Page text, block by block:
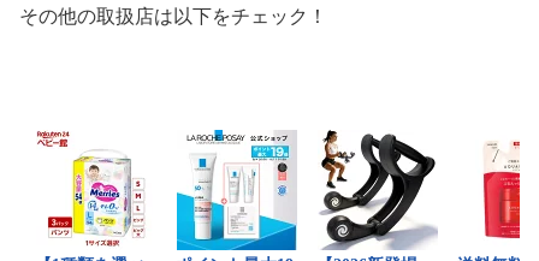
その他の取扱店は以下をチェック！